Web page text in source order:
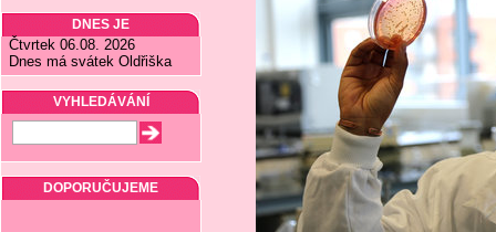
DNES JE
Čtvrtek 06.08. 2026
Dnes má svátek Oldřiška
VYHLEDÁVÁNÍ
DOPORUČUJEME